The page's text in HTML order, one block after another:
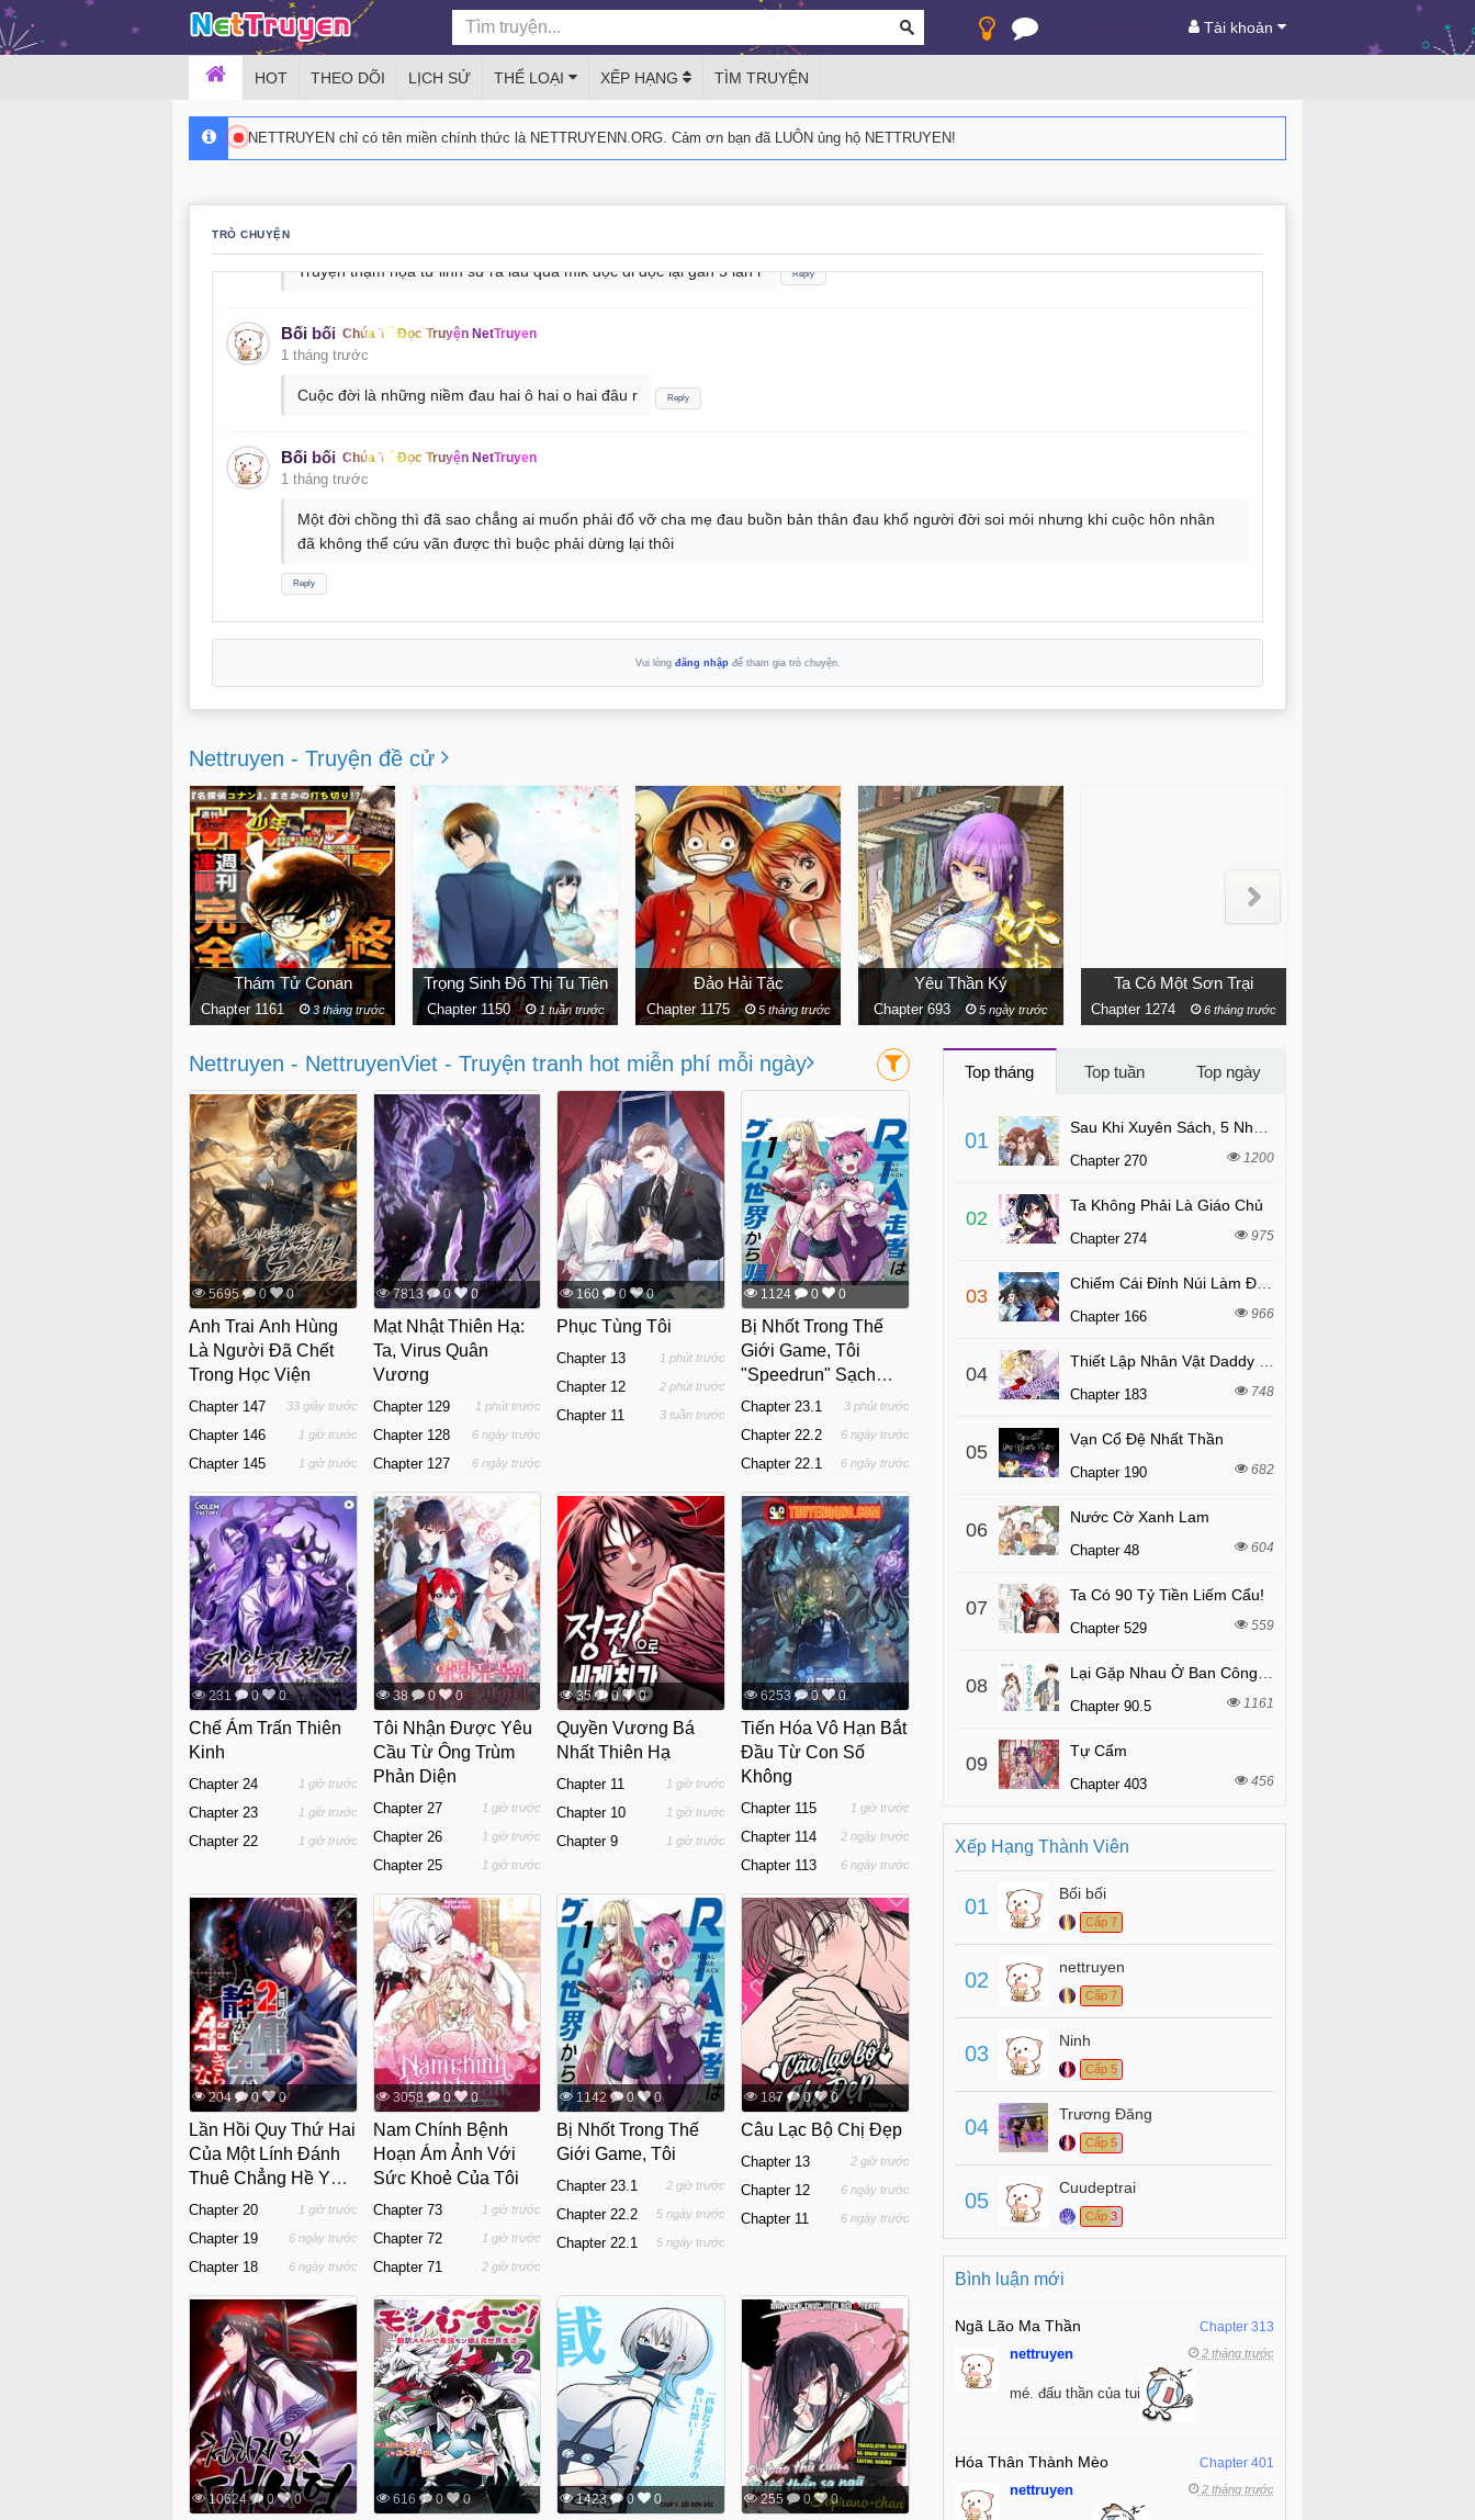
Tài khoản
HOT THEO DÕI LỊCH SỬ THỂ LOẠI XẾP HẠNG TÌM TRUYỆN
NETTRUYEN chỉ có tên miền chính thức là NETTRUYENN.ORG. Cảm ơn bạn đã LUÔN ủng hộ NETTRUYEN!
TRÒ CHUYỆN
@Tuấn Anh kaka nhóm dịch mà nó là ad up liền cho mấy cục cưng
nettruyen Chúa Tể Đọc Truyện NetTruyen
hóa thân thành mèo đang hấp dẫn quá mấy ní
Bối bối Chúa Tể Đọc Truyện NetTruyen
1 tháng trước
Truyện thạm họa tử linh sư ra lâu quá mik đọc đi đọc lại gần 5 lần r Reply
Bối bối Chúa Tể Đọc Truyện NetTruyen
1 tháng trước
Cuộc đời là những niềm đau hai ô hai o hai đâu r Reply
Bối bối Chúa Tể Đọc Truyện NetTruyen
1 tháng trước
Một đời chồng thì đã sao chẳng ai muốn phải đổ vỡ cha mẹ đau buồn bản thân đau khổ người đời soi mói nhưng khi cuộc hôn nhân
đã không thể cứu vãn được thì buộc phải dừng lại thôi
Reply
Vui lòng đăng nhập để tham gia trò chuyện.
Nettruyen - Truyện đề cử
Thám Tử Conan
Chapter 1161 3 tháng trước
Trọng Sinh Đô Thị Tu Tiên
Chapter 1150 1 tuần trước
Đảo Hải Tặc
Chapter 1175 5 tháng trước
Yêu Thần Ký
Chapter 693 5 ngày trước
Ta Có Một Sơn Trại
Chapter 1274 6 tháng trước
Nettruyen - NettruyenViet - Truyện tranh hot miễn phí mỗi ngày
5695 0 0
Anh Trai Anh Hùng
Là Người Đã Chết
Trong Học Viện
Chapter 147 33 giây trước
Chapter 146 1 giờ trước
Chapter 145 1 giờ trước
7813 0 0
Mạt Nhật Thiên Hạ:
Ta, Virus Quân
Vương
Chapter 129 1 phút trước
Chapter 128 6 ngày trước
Chapter 127 6 ngày trước
160 0 0
Phục Tùng Tôi
Chapter 13 1 phút trước
Chapter 12 2 phút trước
Chapter 11 3 tuần trước
1124 0 0
Bị Nhốt Trong Thế
Giới Game, Tôi
"Speedrun" Sạch
Map
Chapter 23.1 3 phút trước
Chapter 22.2 6 ngày trước
Chapter 22.1 6 ngày trước
231 0 0
Chế Ám Trấn Thiên
Kinh
Chapter 24 1 giờ trước
Chapter 23 1 giờ trước
Chapter 22 1 giờ trước
38 0 0
Tôi Nhận Được Yêu
Cầu Từ Ông Trùm
Phản Diện
Chapter 27 1 giờ trước
Chapter 26 1 giờ trước
Chapter 25 1 giờ trước
35 0 0
Quyền Vương Bá
Nhất Thiên Hạ
Chapter 11 1 giờ trước
Chapter 10 1 giờ trước
Chapter 9 1 giờ trước
6253 0 0
Tiến Hóa Vô Hạn Bắt
Đầu Từ Con Số
Không
Chapter 115 1 giờ trước
Chapter 114 2 ngày trước
Chapter 113 6 ngày trước
204 0 0
Lần Hồi Quy Thứ Hai
Của Một Lính Đánh
Thuê Chẳng Hề Yên
Bình Chút Nào
Chapter 20 1 giờ trước
Chapter 19 6 ngày trước
Chapter 18 6 ngày trước
3058 0 0
Nam Chính Bệnh
Hoạn Ám Ảnh Với
Sức Khoẻ Của Tôi
Chapter 73 1 giờ trước
Chapter 72 1 giờ trước
Chapter 71 2 giờ trước
1142 0 0
Bị Nhốt Trong Thế
Giới Game, Tôi
Chapter 23.1 2 giờ trước
Chapter 22.2 5 ngày trước
Chapter 22.1 5 ngày trước
187 0 0
Câu Lạc Bộ Chị Đẹp
Chapter 13 2 giờ trước
Chapter 12 6 ngày trước
Chapter 11 6 ngày trước
10624 0 0 616 0 0 1423 0 0 255 0 0
Top tháng Top tuần Top ngày
01
Chapter 270 1200
02
Ta Không Phải Là Giáo Chủ
Chapter 274 975
03
Chiếm Cái Đỉnh Núi Làm Đại Vương
Chapter 166 966
04
Chapter 183 748
05
Vạn Cổ Đệ Nhất Thần
Chapter 190 682
06
Nước Cờ Xanh Lam
Chapter 48 604
07
Ta Có 90 Tỷ Tiền Liếm Cẩu!
Chapter 529 559
08
Chapter 90.5 1161
09
Tự Cẩm
Chapter 403 456
Xếp Hạng Thành Viên
01
Bối bối
Cấp 7
02
nettruyen
Cấp 7
03
Ninh
Cấp 5
04
Trương Đăng
Cấp 5
05
Cuudeptrai
Cấp 3
Bình luận mới
Ngã Lão Ma Thần Chapter 313
nettruyen 2 tháng trước
mé. đấu thần của tui
Hóa Thân Thành Mèo Chapter 401
nettruyen 2 tháng trước